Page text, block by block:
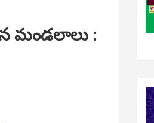
మండలాలు :